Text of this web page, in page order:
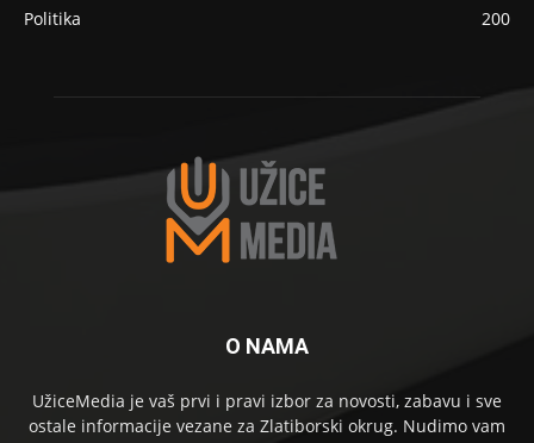
Politika
200
O NAMA
UžiceMedia je vaš prvi i pravi izbor za novosti, zabavu i sve
ostale informacije vezane za Zlatiborski okrug. Nudimo vam